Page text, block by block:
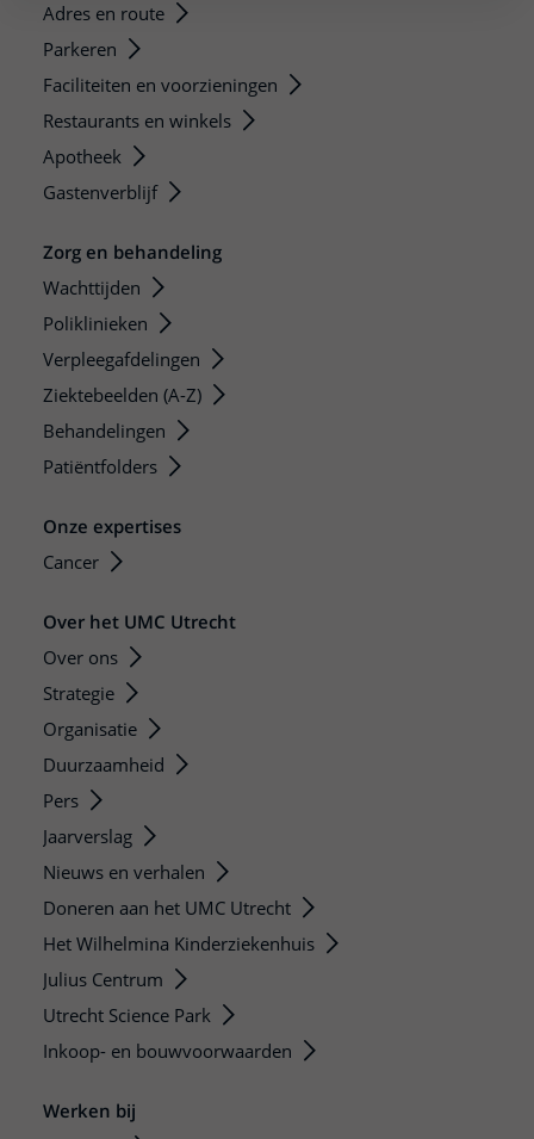
Adres en route
Parkeren
Faciliteiten en voorzieningen
Restaurants en winkels
Apotheek
Gastenverblijf
Zorg en behandeling
Wachttijden
Poliklinieken
Verpleegafdelingen
Ziektebeelden (A-Z)
Behandelingen
Patiëntfolders
Onze expertises
Cancer
Over het UMC Utrecht
Over ons
Strategie
Organisatie
Duurzaamheid
Pers
Jaarverslag
Nieuws en verhalen
Doneren aan het UMC Utrecht
Het Wilhelmina Kinderziekenhuis
Julius Centrum
Utrecht Science Park
Inkoop- en bouwvoorwaarden
Werken bij